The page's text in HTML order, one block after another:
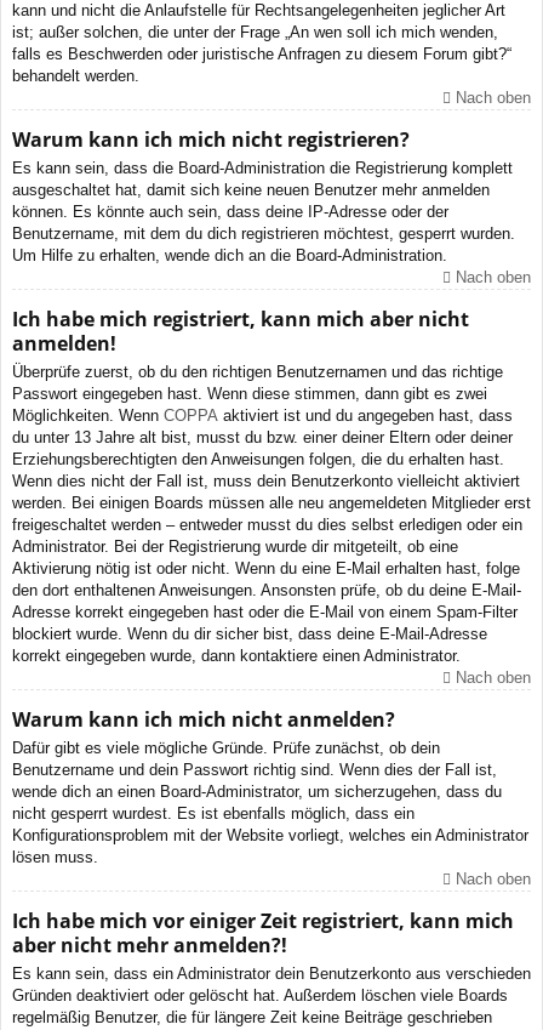
kann und nicht die Anlaufstelle für Rechtsangelegenheiten jeglicher Art
ist; außer solchen, die unter der Frage „An wen soll ich mich wenden,
falls es Beschwerden oder juristische Anfragen zu diesem Forum gibt?“
behandelt werden.
Nach oben
Warum kann ich mich nicht registrieren?
Es kann sein, dass die Board-Administration die Registrierung komplett
ausgeschaltet hat, damit sich keine neuen Benutzer mehr anmelden
können. Es könnte auch sein, dass deine IP-Adresse oder der
Benutzername, mit dem du dich registrieren möchtest, gesperrt wurden.
Um Hilfe zu erhalten, wende dich an die Board-Administration.
Nach oben
Ich habe mich registriert, kann mich aber nicht
anmelden!
Überprüfe zuerst, ob du den richtigen Benutzernamen und das richtige
Passwort eingegeben hast. Wenn diese stimmen, dann gibt es zwei
Möglichkeiten. Wenn COPPA aktiviert ist und du angegeben hast, dass
du unter 13 Jahre alt bist, musst du bzw. einer deiner Eltern oder deiner
Erziehungsberechtigten den Anweisungen folgen, die du erhalten hast.
Wenn dies nicht der Fall ist, muss dein Benutzerkonto vielleicht aktiviert
werden. Bei einigen Boards müssen alle neu angemeldeten Mitglieder erst
freigeschaltet werden – entweder musst du dies selbst erledigen oder ein
Administrator. Bei der Registrierung wurde dir mitgeteilt, ob eine
Aktivierung nötig ist oder nicht. Wenn du eine E-Mail erhalten hast, folge
den dort enthaltenen Anweisungen. Ansonsten prüfe, ob du deine E-Mail-
Adresse korrekt eingegeben hast oder die E-Mail von einem Spam-Filter
blockiert wurde. Wenn du dir sicher bist, dass deine E-Mail-Adresse
korrekt eingegeben wurde, dann kontaktiere einen Administrator.
Nach oben
Warum kann ich mich nicht anmelden?
Dafür gibt es viele mögliche Gründe. Prüfe zunächst, ob dein
Benutzername und dein Passwort richtig sind. Wenn dies der Fall ist,
wende dich an einen Board-Administrator, um sicherzugehen, dass du
nicht gesperrt wurdest. Es ist ebenfalls möglich, dass ein
Konfigurationsproblem mit der Website vorliegt, welches ein Administrator
lösen muss.
Nach oben
Ich habe mich vor einiger Zeit registriert, kann mich
aber nicht mehr anmelden?!
Es kann sein, dass ein Administrator dein Benutzerkonto aus verschieden
Gründen deaktiviert oder gelöscht hat. Außerdem löschen viele Boards
regelmäßig Benutzer, die für längere Zeit keine Beiträge geschrieben